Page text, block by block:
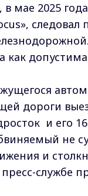
мае 2025
следовал
как
дороги
и его
и
службе